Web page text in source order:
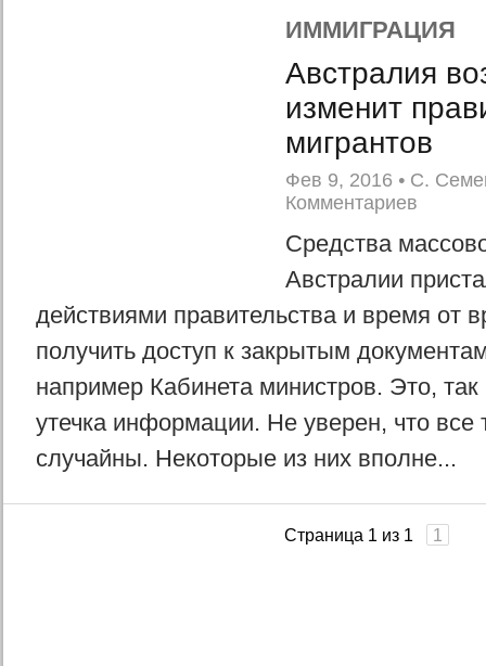
ИММИГРАЦИЯ
Австралия
изменит
мигрантов
Фев 9, 2016 • С.
Комментариев
Средства
Австралии
действиями правительства и время от
получить доступ к закрытым
например Кабинета министров. Это,
утечка информации. Не уверен, что все
случайны. Некоторые из них вполне...
Страница 1 из 1 1